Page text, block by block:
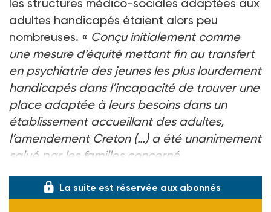
les structures médico-sociales adaptées aux
adultes handicapés étaient alors peu
nombreuses. « Conçu initialement comme
une mesure d’équité mettant fin au transfert
en psychiatrie des jeunes les plus lourdement
handicapés dans l’incapacité de trouver une
place adaptée à leurs besoins dans un
établissement accueillant des adultes,
l’amendement Creton (…) a été unanimement
salué par les familles concerné
La suite est réservée aux abonnés